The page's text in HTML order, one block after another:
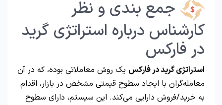
جمع بندی و نظر
کارشناس درباره استراتژی گرید
در فارکس
استراتژی گرید در فارکس یک روش معاملاتی بوده، که در آن
معامله‌گران با ایجاد سطوح قیمتی مشخص در بازار، اقدام
به خرید/فروش دارایی می‌کند. این سیستم، دارای سطوح